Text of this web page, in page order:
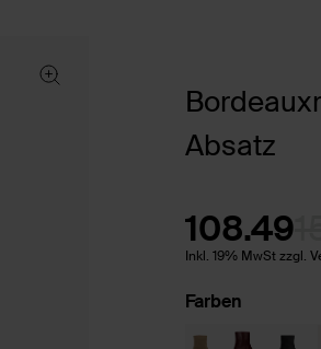
Absatz
108.49
Inkl. 19% MwSt zzgl.
Farben